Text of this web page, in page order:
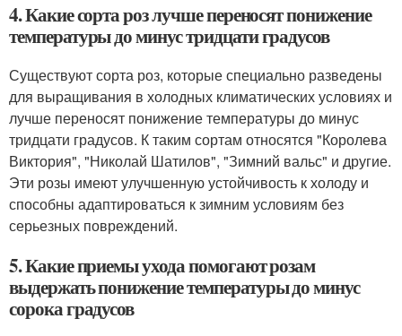
4. Какие сорта роз лучше переносят понижение
температуры до минус тридцати градусов
Существуют сорта роз, которые специально разведены
для выращивания в холодных климатических условиях и
лучше переносят понижение температуры до минус
тридцати градусов. К таким сортам относятся "Королева
Виктория", "Николай Шатилов", "Зимний вальс" и другие.
Эти розы имеют улучшенную устойчивость к холоду и
способны адаптироваться к зимним условиям без
серьезных повреждений.
5. Какие приемы ухода помогают розам
выдержать понижение температуры до минус
сорока градусов